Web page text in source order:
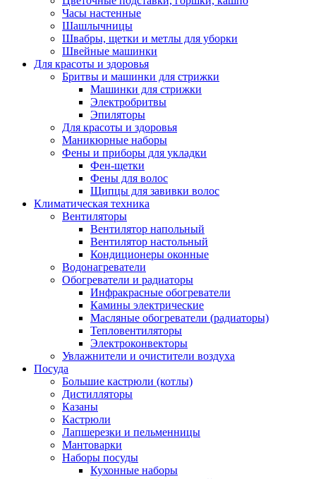
Часы настенные
Шашлычницы
Швабры, щетки и метлы для уборки
Швейные машинки
Для красоты и здоровья
Бритвы и машинки для стрижки
Машинки для стрижки
Электробритвы
Эпиляторы
Для красоты и здоровья
Маникюрные наборы
Фены и приборы для укладки
Фен-щетки
Фены для волос
Щипцы для завивки волос
Климатическая техника
Вентиляторы
Вентилятор напольный
Вентилятор настольный
Кондиционеры оконные
Водонагреватели
Обогреватели и радиаторы
Инфракрасные обогреватели
Камины электрические
Масляные обогреватели (радиаторы)
Тепловентиляторы
Электроконвекторы
Увлажнители и очистители воздуха
Посуда
Большие кастрюли (котлы)
Дистилляторы
Казаны
Кастрюли
Лапшерезки и пельменницы
Мантоварки
Наборы посуды
Кухонные наборы